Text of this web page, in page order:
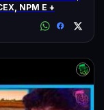
20 MIL? CHATGPT, GTA 6, SWITCH, SPACEX, NPM E +